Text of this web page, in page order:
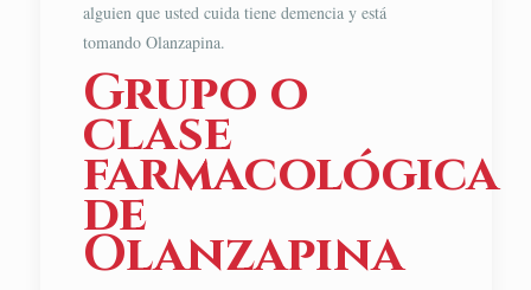
alguien que usted cuida tiene demencia y está
tomando Olanzapina.
Grupo o
clase
farmacológica
de
Olanzapina